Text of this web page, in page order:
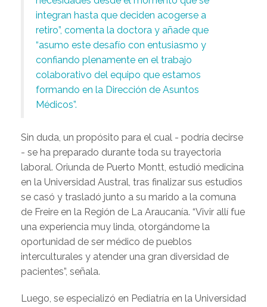
integran hasta que deciden acogerse a
retiro”, comenta la doctora y añade que
“asumo este desafío con entusiasmo y
confiando plenamente en el trabajo
colaborativo del equipo que estamos
formando en la Dirección de Asuntos
Médicos”.
Sin duda, un propósito para el cual - podría decirse
- se ha preparado durante toda su trayectoria
laboral. Oriunda de Puerto Montt, estudió medicina
en la Universidad Austral, tras finalizar sus estudios
se casó y trasladó junto a su marido a la comuna
de Freire en la Región de La Araucanía. “Vivir allí fue
una experiencia muy linda, otorgándome la
oportunidad de ser médico de pueblos
interculturales y atender una gran diversidad de
pacientes”, señala.
Luego, se especializó en Pediatría en la Universidad